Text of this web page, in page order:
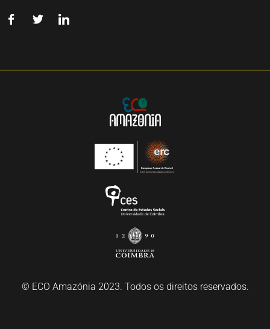
© ECO Amazónia 2023. Todos os direitos reservados.